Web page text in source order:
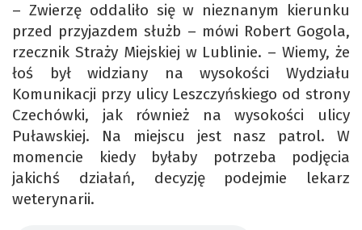
– Zwierzę oddaliło się w nieznanym kierunku
przed przyjazdem służb – mówi Robert Gogola,
rzecznik Straży Miejskiej w Lublinie. – Wiemy, że
łoś był widziany na wysokości Wydziału
Komunikacji przy ulicy Leszczyńskiego od strony
Czechówki, jak również na wysokości ulicy
Puławskiej. Na miejscu jest nasz patrol. W
momencie kiedy byłaby potrzeba podjęcia
jakichś działań, decyzję podejmie lekarz
weterynarii.